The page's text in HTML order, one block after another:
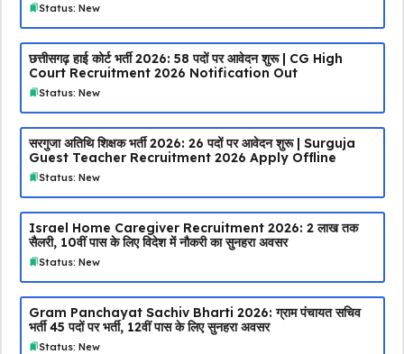
Status: New
छत्तीसगढ़ हाई कोर्ट भर्ती 2026: 58 पदों पर आवेदन शुरू | CG High
Court Recruitment 2026 Notification Out
Status: New
सरगुजा अतिथि शिक्षक भर्ती 2026: 26 पदों पर आवेदन शुरू | Surguja
Guest Teacher Recruitment 2026 Apply Offline
Status: New
Israel Home Caregiver Recruitment 2026: ₹2 लाख तक
सैलरी, 10वीं पास के लिए विदेश में नौकरी का सुनहरा अवसर
Status: New
Gram Panchayat Sachiv Bharti 2026: ग्राम पंचायत सचिव
भर्ती 45 पदों पर भर्ती, 12वीं पास के लिए सुनहरा अवसर
Status: New